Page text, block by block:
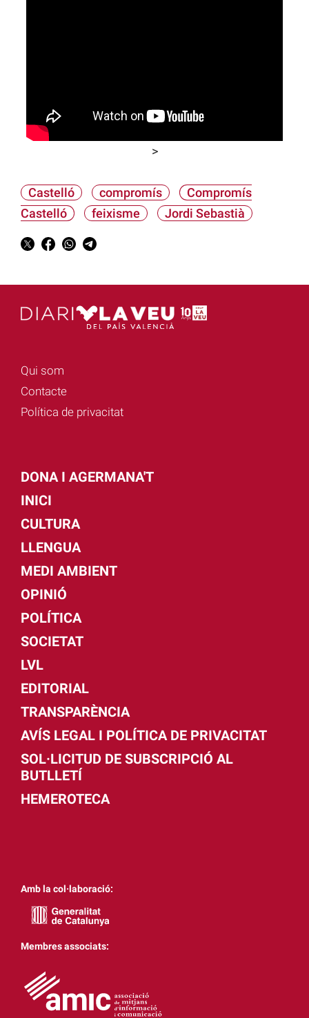
>
Castelló compromís
Compromís
Castelló
feixisme Jordi Sebastià
Qui som
Contacte
Política de privacitat
DONA I AGERMANA'T
INICI
CULTURA
LLENGUA
MEDI AMBIENT
OPINIÓ
POLÍTICA
SOCIETAT
LVL
EDITORIAL
TRANSPARÈNCIA
AVÍS LEGAL I POLÍTICA DE PRIVACITAT
SOL·LICITUD DE SUBSCRIPCIÓ AL
BUTLLETÍ
HEMEROTECA
Amb la col·laboració:
Membres associats: